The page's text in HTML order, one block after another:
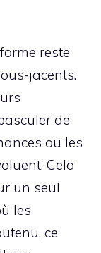
reste
jacents.
de
ou les
Cela
un seul
les
ce